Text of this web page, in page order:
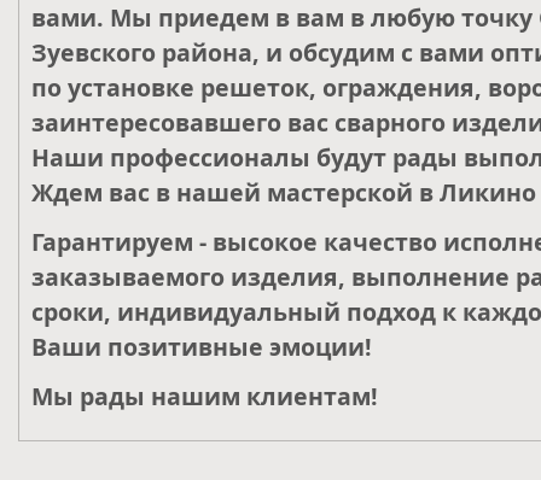
вами. Мы приедем в вам в любую точку
Зуевского района, и обсудим с вами
по установке решеток, ограждения,
заинтересовавшего вас сварного
Наши профессионалы будут рады
Ждем вас в нашей мастерской в Ликино
Гарантируем - высокое качество
заказываемого изделия, выполнение
сроки, индивидуальный подход к
Ваши позитивные эмоции!
Мы рады нашим клиентам!